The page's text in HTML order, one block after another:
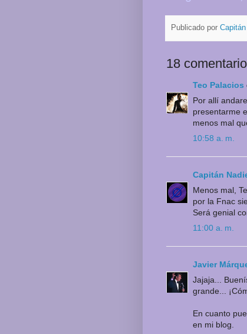
Publicado por
18
Teo Palacios
Por allí
presentarme
menos mal
10:58 a. m.
Capitán
Menos mal,
por la Fnac
Será genial
11:00 a. m.
Javier
Jajaja...
grande...
En cuanto
en mi blog.